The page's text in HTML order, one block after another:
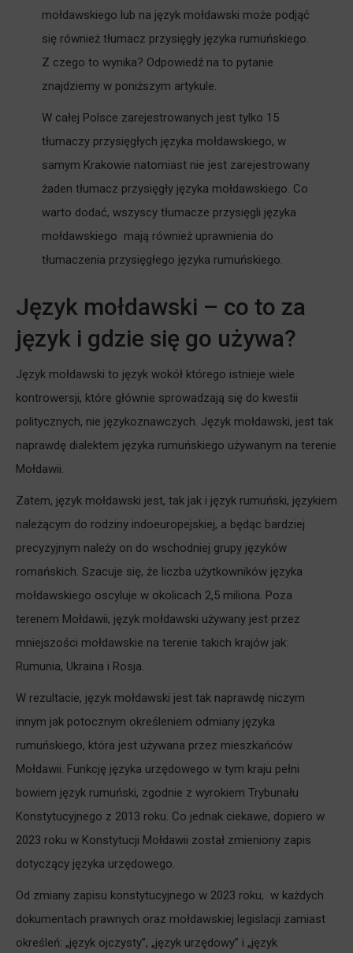
mołdawskiego lub na język mołdawski może podjąć
się również tłumacz przysięgły języka rumuńskiego.
Z czego to wynika? Odpowiedź na to pytanie
znajdziemy w poniższym artykule.
W całej Polsce zarejestrowanych jest tylko 15
tłumaczy przysięgłych języka mołdawskiego, w
samym Krakowie natomiast nie jest zarejestrowany
żaden tłumacz przysięgły języka mołdawskiego. Co
warto dodać, wszyscy tłumacze przysięgli języka
mołdawskiego mają również uprawnienia do
tłumaczenia przysięgłego języka rumuńskiego.
Język mołdawski – co to za
język i gdzie się go używa?
Język mołdawski to język wokół którego istnieje wiele
kontrowersji, które głównie sprowadzają się do kwestii
politycznych, nie językoznawczych. Język mołdawski, jest tak
naprawdę dialektem języka rumuńskiego używanym na terenie
Mołdawii.
Zatem, język mołdawski jest, tak jak i język rumuński, językiem
należącym do rodziny indoeuropejskiej, a będąc bardziej
precyzyjnym należy on do wschodniej grupy języków
romańskich. Szacuje się, że liczba użytkowników języka
mołdawskiego oscyluje w okolicach 2,5 miliona. Poza
terenem Mołdawii, język mołdawski używany jest przez
mniejszości mołdawskie na terenie takich krajów jak:
Rumunia, Ukraina i Rosja.
W rezultacie, język mołdawski jest tak naprawdę niczym
innym jak potocznym określeniem odmiany języka
rumuńskiego, która jest używana przez mieszkańców
Mołdawii. Funkcję języka urzędowego w tym kraju pełni
bowiem język rumuński, zgodnie z wyrokiem Trybunału
Konstytucyjnego z 2013 roku. Co jednak ciekawe, dopiero w
2023 roku w Konstytucji Mołdawii został zmieniony zapis
dotyczący języka urzędowego.
Od zmiany zapisu konstytucyjnego w 2023 roku, w każdych
dokumentach prawnych oraz mołdawskiej legislacji zamiast
określeń: „język ojczysty”, „język urzędowy” i „język